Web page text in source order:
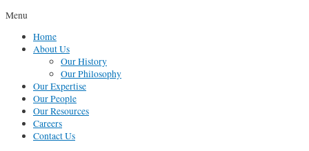
Menu
Home
About Us
Our History
Our Philosophy
Our Expertise
Our People
Our Resources
Careers
Contact Us